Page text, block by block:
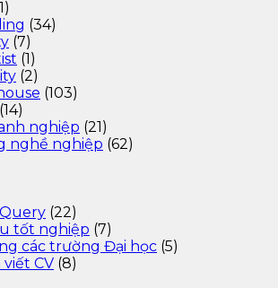
(34)
(7)
(1)
(2)
(103)
(14)
nghiệp (21)
nghề nghiệp (62)
(22)
tốt nghiệp (7)
các trường Đại học (5)
CV (8)